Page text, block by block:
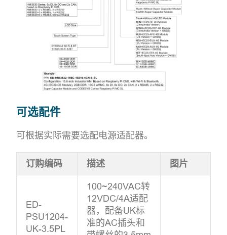
可选配件
可根据实际需要选配电源适配器。
订购编码 描述 图片
ED-
PSU1204-
UK-3.5PL
100~240VAC转
12VDC/4A适配
器，配备UK标
准的AC插头和